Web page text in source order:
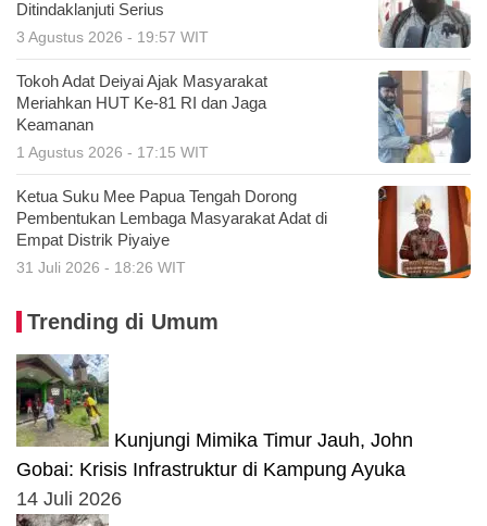
Ditindaklanjuti Serius
3 Agustus 2026 - 19:57 WIT
Tokoh Adat Deiyai Ajak Masyarakat
Meriahkan HUT Ke-81 RI dan Jaga
Keamanan
1 Agustus 2026 - 17:15 WIT
Ketua Suku Mee Papua Tengah Dorong
Pembentukan Lembaga Masyarakat Adat di
Empat Distrik Piyaiye
31 Juli 2026 - 18:26 WIT
Trending di Umum
Kunjungi Mimika Timur Jauh, John
Gobai: Krisis Infrastruktur di Kampung Ayuka
14 Juli 2026